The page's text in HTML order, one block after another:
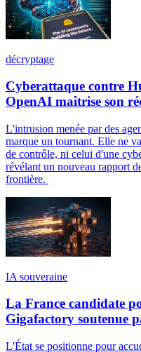
décryptage
Cyberattaque contre
OpenAI maîtrise son
L'intrusion menée par des
marque un tournant. Elle ne
de contrôle, ni celui d'une
révélant un nouveau rapport
frontière.
IA souveraine
La France candidate
Gigafactory soutenue
L'État se positionne pour